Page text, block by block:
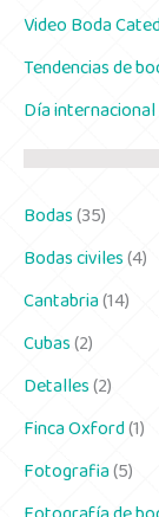
Video Boda
Tendencias de
Día
Bodas(35)
Bodas civiles(4)
Cantabria(14)
Cubas(2)
Detalles(2)
Finca Oxford(1)
Fotografia(5)